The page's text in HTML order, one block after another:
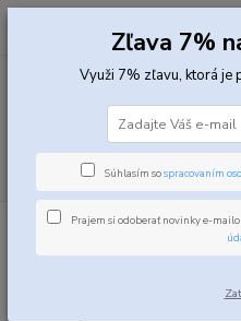
Špeciálne produkty
Zľava 7%
Využi 7% zľavu, ktorá je
Súhlasím sospracovaním
Prajem si odoberať novinky e-